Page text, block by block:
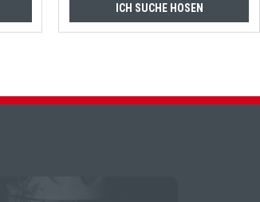
ICH SUCHE HOSEN